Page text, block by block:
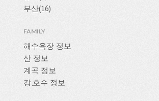
부산(16)
FAMILY
해수욕장 정보
산 정보
계곡 정보
강,호수 정보